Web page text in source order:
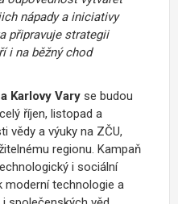
nápady a iniciativy
připravuje strategii
i na běžný chod
Karlovy Vary se budou
říjen, listopad a
vědy a výuky na ZČU,
regionu. Kampaň
i sociální
moderní technologie a